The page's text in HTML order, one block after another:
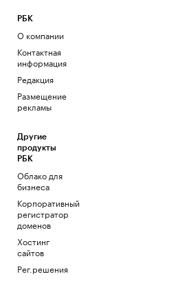
РБК
О компании
Контактная
информация
Редакция
Размещение
рекламы
Другие
продукты
РБК
Облако для
бизнеса
Корпоративный
регистратор
доменов
Хостинг
сайтов
Рег.решения